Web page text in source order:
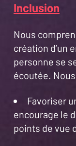
Inclusion
Nous
création d’un
personne se
écoutée.
Favoriser
encourage le
points de vue